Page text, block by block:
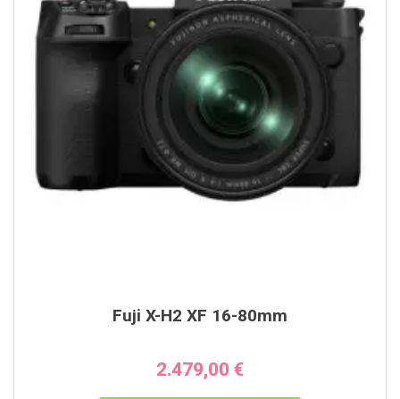
IN DEN WARENKORB
Fuji X-H2 XF 16-80mm
2.479,00 €